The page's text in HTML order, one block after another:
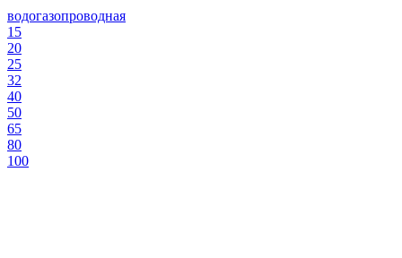
водогазопроводная
15
20
25
32
40
50
65
80
100